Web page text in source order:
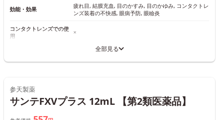
効能・効果
疲れ目, 結膜充血, 目のかすみ, 目のかゆみ, コンタクトレ
ンズ装着の不快感, 眼病予防, 眼瞼炎
コンタクトレンズでの使
用
×
全部見る
参天製薬
サンテFXVプラス 12mL 【第2類医薬品】